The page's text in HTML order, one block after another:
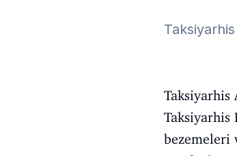
bezemeleri